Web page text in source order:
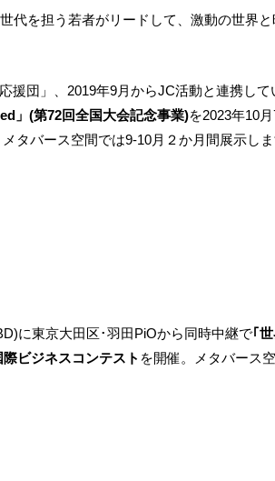
代を担う若者がリードして、激動の世界
援団」、2019年9月からJC活動と連携して
」(第72回全国大会記念事業)を2023年10
タバース空間では9-10月２か月間展示しま
に東京大田区･羽田PiOから同時中継で｢
ビジネスコンテスト を開催。メタバース